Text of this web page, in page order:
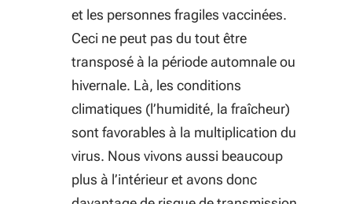
et les personnes fragiles vaccinées.
Ceci ne peut pas du tout être
transposé à la période automnale ou
hivernale. Là, les conditions
climatiques (l’humidité, la fraîcheur)
sont favorables à la multiplication du
virus. Nous vivons aussi beaucoup
plus à l’intérieur et avons donc